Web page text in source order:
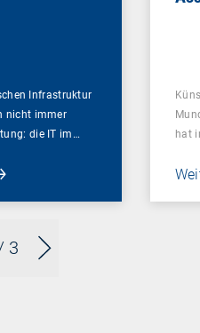
3
Infrastruktur
nicht immer
die IT im…
hat